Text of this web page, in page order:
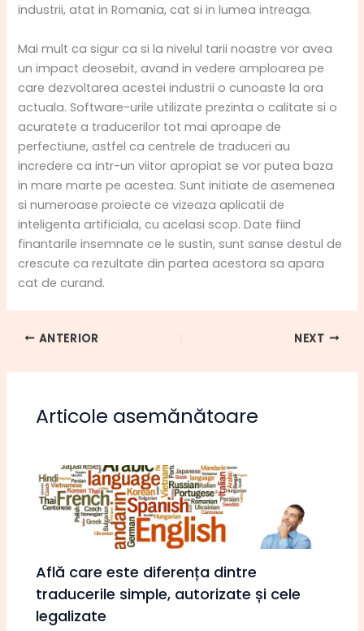
industrii, atat in Romania, cat si in lumea intreaga.
Mai mult ca sigur ca si la nivelul tarii noastre vor avea
un impact deosebit, avand in vedere amploarea pe
care dezvoltarea acestei industrii o cunoaste la ora
actuala. Software-urile utilizate prezinta o calitate si o
acuratete a traducerilor tot mai aproape de
perfectiune, astfel ca centrele de traduceri au
incredere ca intr-un viitor apropiat se vor putea baza
in mare marte pe acestea. Sunt initiate de asemenea
si numeroase proiecte ce vizeaza aplicatii de
inteligenta artificiala, cu acelasi scop. Date fiind
finantarile insemnate ce le sustin, sunt sanse destul de
crescute ca rezultate din partea acestora sa apara
cat de curand.
ANTERIOR NEXT
Articole asemănătoare
Află care este diferența dintre
traducerile simple, autorizate și cele
legalizate